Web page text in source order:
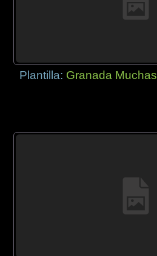
Plantilla: Granada Muchas